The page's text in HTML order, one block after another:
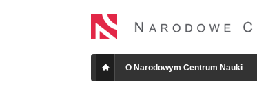
O Narodowym Centrum Nauki